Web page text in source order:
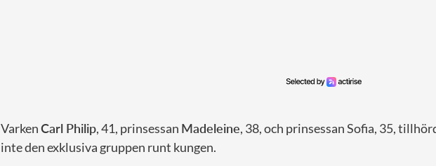
VarkenCarl Philip, 41, prinsessan Madeleine, 38, och prinsessan Sofia, 35,
inte den exklusiva gruppen runt kungen.